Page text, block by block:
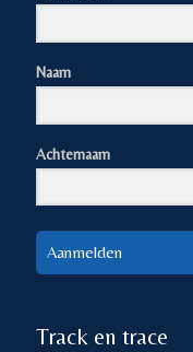
Naam
Achternaam
Aanmelden
Track en trace